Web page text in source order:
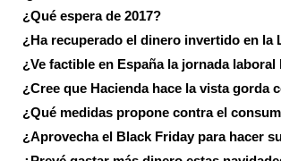
¿Qué espera de 2017?
¿Ha recuperado el dinero invertido en la
¿Ve factible en España la jornada
¿Cree que Hacienda hace la vista gorda
¿Qué medidas propone contra el
¿Aprovecha el Black Friday para hacer